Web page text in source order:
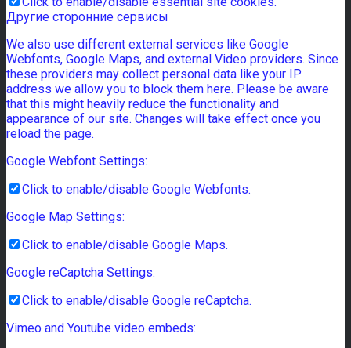
Другие сторонние сервисы
We also use different external services like Google
Webfonts, Google Maps, and external Video providers. Since
these providers may collect personal data like your IP
address we allow you to block them here. Please be aware
that this might heavily reduce the functionality and
appearance of our site. Changes will take effect once you
reload the page.
Google Webfont Settings:
Click to enable/disable Google Webfonts.
Google Map Settings:
Click to enable/disable Google Maps.
Google reCaptcha Settings:
Click to enable/disable Google reCaptcha.
Vimeo and Youtube video embeds: